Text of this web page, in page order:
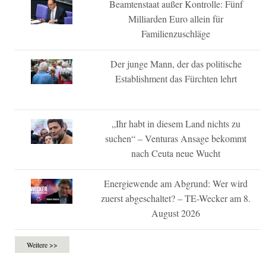
Beamtenstaat außer Kontrolle: Fünf
Milliarden Euro allein für
Familienzuschläge
Der junge Mann, der das politische
Establishment das Fürchten lehrt
„Ihr habt in diesem Land nichts zu
suchen“ – Venturas Ansage bekommt
nach Ceuta neue Wucht
Energiewende am Abgrund: Wer wird
zuerst abgeschaltet? – TE-Wecker am 8.
August 2026
Weitere >>